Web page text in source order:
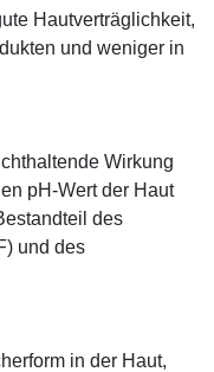
Hautverträglichkeit,
und weniger in
Wirkung
pH-Wert der Haut
des
und des
in der Haut,